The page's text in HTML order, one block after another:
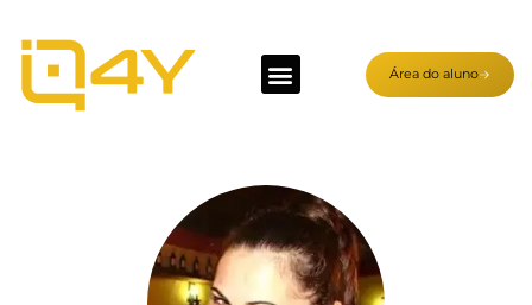
Área do aluno